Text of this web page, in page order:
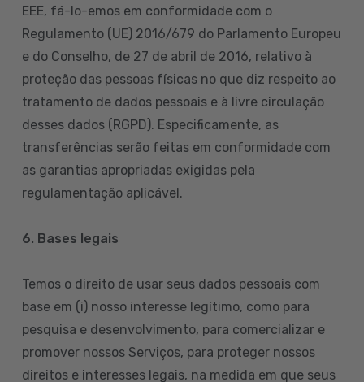
EEE, fá-lo-emos em conformidade com o
Regulamento (UE) 2016/679 do Parlamento Europeu
e do Conselho, de 27 de abril de 2016, relativo à
proteção das pessoas físicas no que diz respeito ao
tratamento de dados pessoais e à livre circulação
desses dados (RGPD). Especificamente, as
transferências serão feitas em conformidade com
as garantias apropriadas exigidas pela
regulamentação aplicável.
6. Bases legais
Temos o direito de usar seus dados pessoais com
base em (i) nosso interesse legítimo, como para
pesquisa e desenvolvimento, para comercializar e
promover nossos Serviços, para proteger nossos
direitos e interesses legais, na medida em que seus